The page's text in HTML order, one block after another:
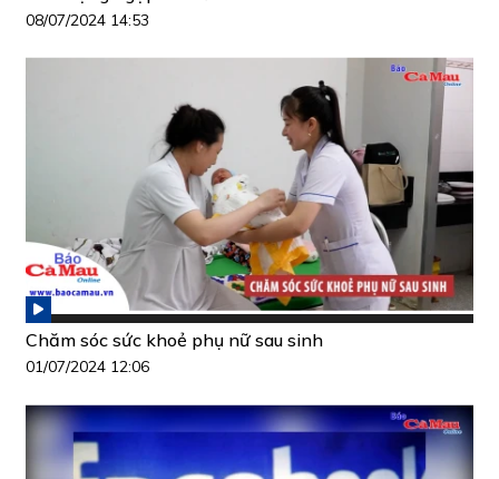
08/07/2024 14:53
Chăm sóc sức khoẻ phụ nữ sau sinh
01/07/2024 12:06